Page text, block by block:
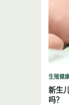
生殖健
新生
吗？